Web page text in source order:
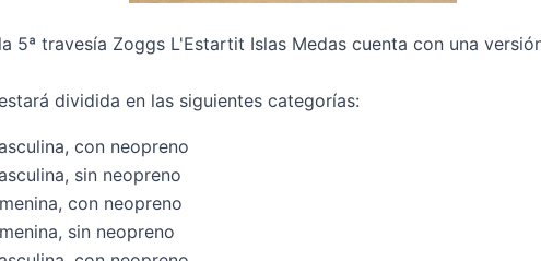
5ª travesía Zoggs L'Estartit Islas Medas cuenta con una
dividida en las siguientes categorías:
con neopreno
sin neopreno
con neopreno
sin neopreno